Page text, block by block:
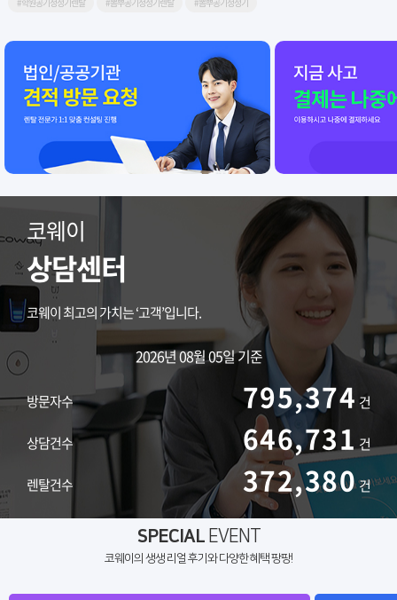
코웨이
상담센터
코웨이 최고의 가치는 ‘고객’입니다.
2026년 08월 05일 기준
방문자수 795,374 건
상담건수 646,731 건
렌탈건수 372,380건
SPECIALEVENT
코웨이의 생생 리얼 후기와 다양한 혜택 팡팡!